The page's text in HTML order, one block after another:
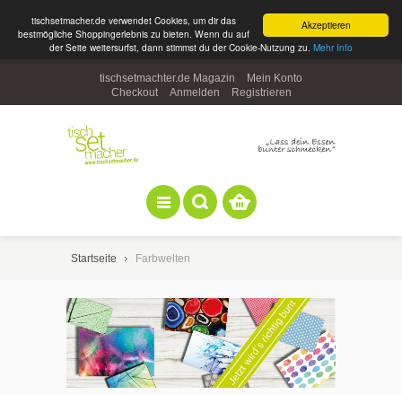
Akzeptieren
tischsetmacher.de verwendet Cookies, um dir das
bestmögliche Shoppingerlebnis zu bieten. Wenn du auf
der Seite weitersurfst, dann stimmst du der Cookie-Nutzung zu. Mehr Info
tischsetmachter.de Magazin
Mein Konto
Checkout
Anmelden Registrieren
Startseite Farbwelten